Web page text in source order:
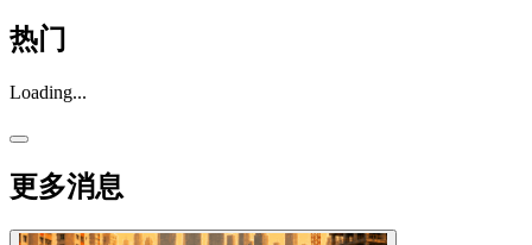
热门
Loading...
更多消息